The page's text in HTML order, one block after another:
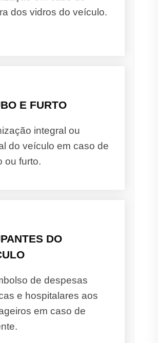
dos vidros do veículo.
E FURTO
integral ou
do veículo em caso de
ou furto.
DO
de despesas
e hospitalares aos
em caso de